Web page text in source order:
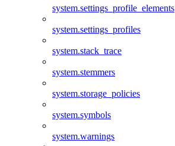
system.settings_profile_elements
system.settings_profiles
system.stack_trace
system.stemmers
system.storage_policies
system.symbols
system.warnings